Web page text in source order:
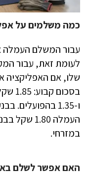
כמה משלמים על
עבור המשלם העמלה
לעומת זאת, עבור
שלו, אם האפליקציה
ו-1.35
במזרחי.
האם אפשר לשלם